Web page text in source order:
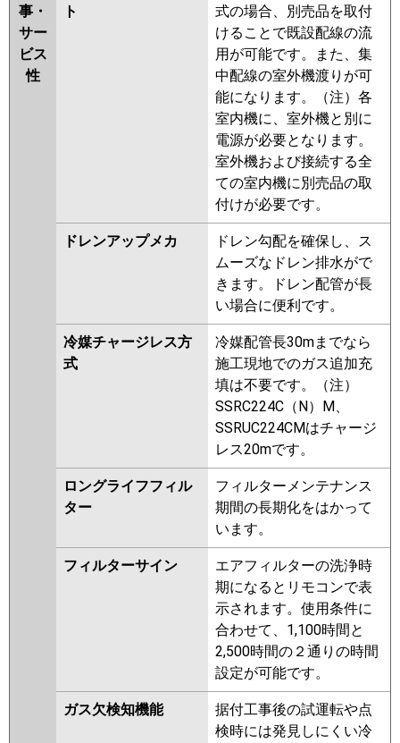
事・
サー
ビス
性
ト
式の場合、別売品を取付
けることで既設配線の流
用が可能です。また、集
中配線の室外機渡りが可
能になります。（注）各
室内機に、室外機と別に
電源が必要となります。
室外機および接続する全
ての室内機に別売品の取
付けが必要です。
ドレンアップメカ
ドレン勾配を確保し、ス
ムーズなドレン排水がで
きます。ドレン配管が長
い場合に便利です。
冷媒チャージレス方
式
冷媒配管長30mまでなら
施工現地でのガス追加充
填は不要です。（注）
SSRC224C（N）M、
SSRUC224CMはチャージ
レス20mです。
ロングライフフィル
ター
フィルターメンテナンス
期間の長期化をはかって
います。
フィルターサイン
エアフィルターの洗浄時
期になるとリモコンで表
示されます。使用条件に
合わせて、1,100時間と
2,500時間の２通りの時間
設定が可能です。
ガス欠検知機能
据付工事後の試運転や点
検時には発見しにくい冷